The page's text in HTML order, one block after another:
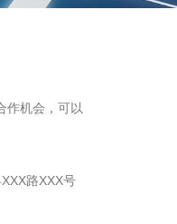
作机会，可以
路XXX号